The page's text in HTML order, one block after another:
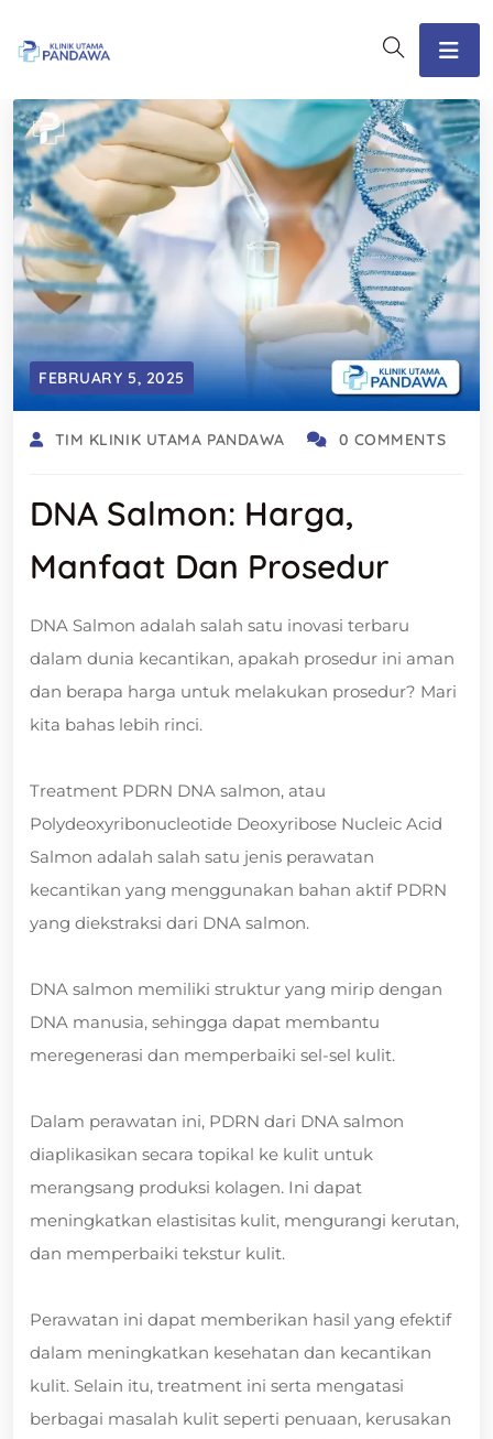
FEBRUARY 5, 2025
TIM KLINIK UTAMA PANDAWA 0 COMMENTS
DNA Salmon: Harga,
Manfaat Dan Prosedur
DNA Salmon adalah salah satu inovasi terbaru
dalam dunia kecantikan, apakah prosedur ini aman
dan berapa harga untuk melakukan prosedur? Mari
kita bahas lebih rinci.
Treatment PDRN DNA salmon, atau
Polydeoxyribonucleotide Deoxyribose Nucleic Acid
Salmon adalah salah satu jenis perawatan
kecantikan yang menggunakan bahan aktif PDRN
yang diekstraksi dari DNA salmon.
DNA salmon memiliki struktur yang mirip dengan
DNA manusia, sehingga dapat membantu
meregenerasi dan memperbaiki sel-sel kulit.
Dalam perawatan ini, PDRN dari DNA salmon
diaplikasikan secara topikal ke kulit untuk
merangsang produksi kolagen. Ini dapat
meningkatkan elastisitas kulit, mengurangi kerutan,
dan memperbaiki tekstur kulit.
Perawatan ini dapat memberikan hasil yang efektif
dalam meningkatkan kesehatan dan kecantikan
kulit. Selain itu, treatment ini serta mengatasi
berbagai masalah kulit seperti penuaan, kerusakan